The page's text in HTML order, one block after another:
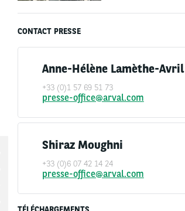
CONTACT PRESSE
Anne-Hélène Lamèthe-Avril
+33 (0)1 57 69 51 73
presse-office@arval.com
Shiraz Moughni
+33 (0)6 07 42 14 24
presse-office@arval.com
TÉLÉCHARGEMENTS